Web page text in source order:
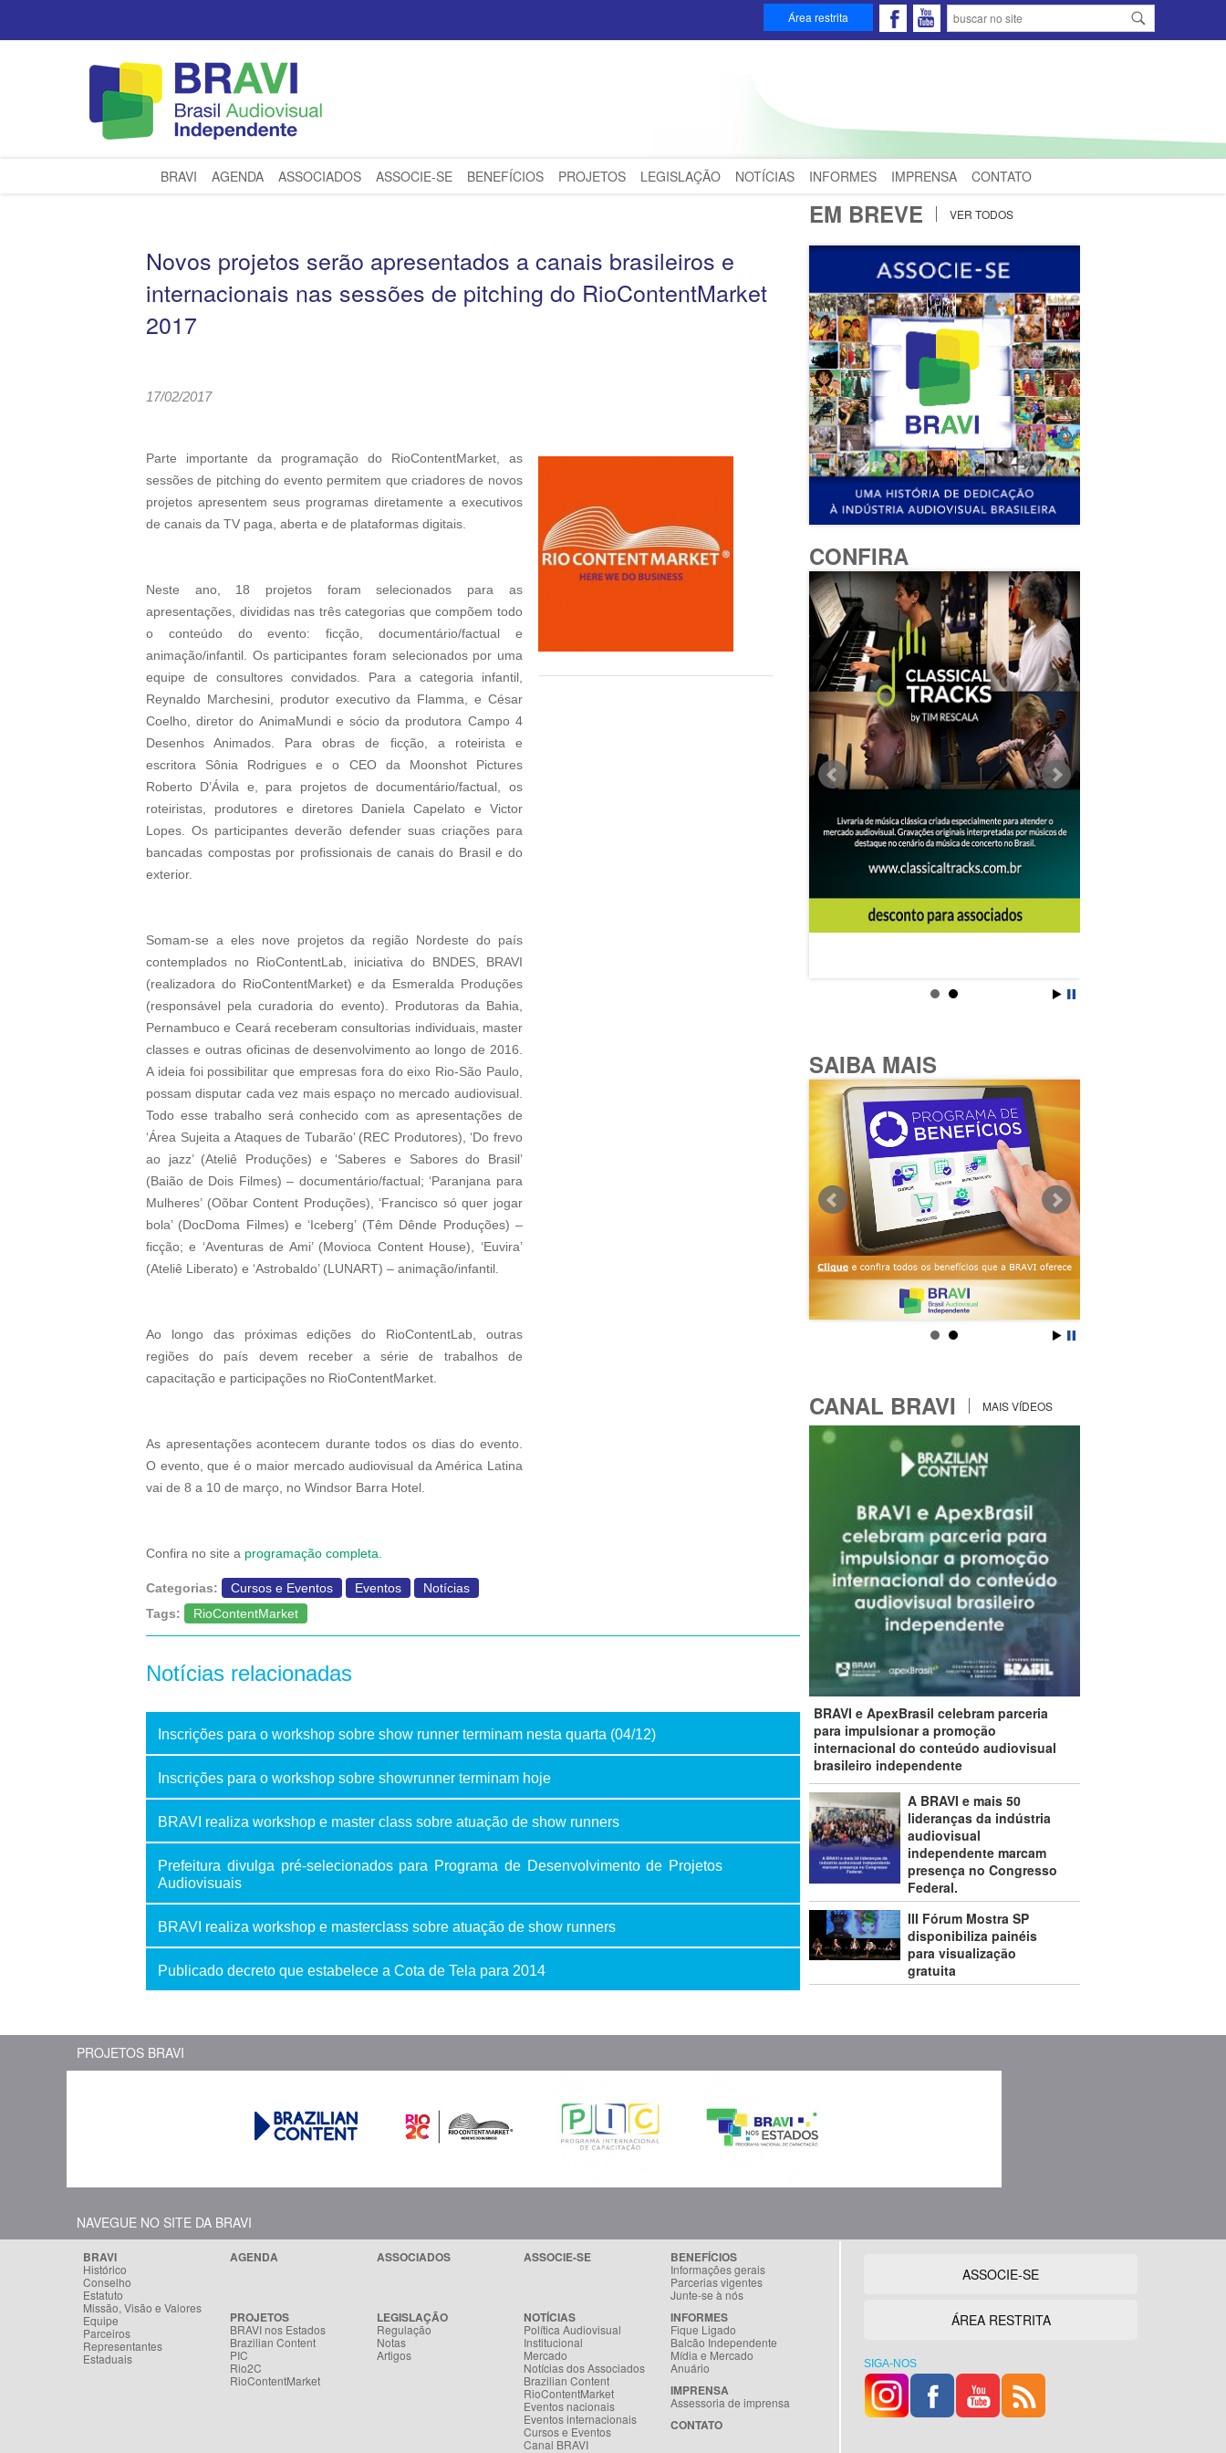
Área restrita
BRAVI AGENDA ASSOCIADOS ASSOCIE-SE BENEFÍCIOS PROJETOS LEGISLAÇÃO NOTÍCIAS INFORMES IMPRENSA CONTATO
Novos projetos serão apresentados a canais brasileiros e
internacionais nas sessões de pitching do RioContentMarket
2017
17/02/2017
Parte importante da programação do RioContentMarket, as
sessões de pitching do evento permitem que criadores de novos
projetos apresentem seus programas diretamente a executivos
de canais da TV paga, aberta e de plataformas digitais.
Neste ano, 18 projetos foram selecionados para as
apresentações, divididas nas três categorias que compõem todo
o conteúdo do evento: ficção, documentário/factual e
animação/infantil. Os participantes foram selecionados por uma
equipe de consultores convidados. Para a categoria infantil,
Reynaldo Marchesini, produtor executivo da Flamma, e César
Coelho, diretor do AnimaMundi e sócio da produtora Campo 4
Desenhos Animados. Para obras de ficção, a roteirista e
escritora Sônia Rodrigues e o CEO da Moonshot Pictures
Roberto D’Ávila e, para projetos de documentário/factual, os
roteiristas, produtores e diretores Daniela Capelato e Victor
Lopes. Os participantes deverão defender suas criações para
bancadas compostas por profissionais de canais do Brasil e do
exterior.
Somam-se a eles nove projetos da região Nordeste do país
contemplados no RioContentLab, iniciativa do BNDES, BRAVI
(realizadora do RioContentMarket) e da Esmeralda Produções
(responsável pela curadoria do evento). Produtoras da Bahia,
Pernambuco e Ceará receberam consultorias individuais, master
classes e outras oficinas de desenvolvimento ao longo de 2016.
A ideia foi possibilitar que empresas fora do eixo Rio-São Paulo,
possam disputar cada vez mais espaço no mercado audiovisual.
Todo esse trabalho será conhecido com as apresentações de
‘Área Sujeita a Ataques de Tubarão’ (REC Produtores), ‘Do frevo
ao jazz’ (Ateliê Produções) e ‘Saberes e Sabores do Brasil’
(Baião de Dois Filmes) – documentário/factual; ‘Paranjana para
Mulheres’ (Oõbar Content Produções), ‘Francisco só quer jogar
bola’ (DocDoma Filmes) e ‘Iceberg’ (Têm Dênde Produções) –
ficção; e ‘Aventuras de Ami’ (Movioca Content House), ‘Euvira’
(Ateliê Liberato) e ‘Astrobaldo’ (LUNART) – animação/infantil.
Ao longo das próximas edições do RioContentLab, outras
regiões do país devem receber a série de trabalhos de
capacitação e participações no RioContentMarket.
As apresentações acontecem durante todos os dias do evento.
O evento, que é o maior mercado audiovisual da América Latina
vai de 8 a 10 de março, no Windsor Barra Hotel.
Confira no site a programação completa.
Categorias: Cursos e Eventos Eventos
Notícias
Tags:
RioContentMarket
Notícias relacionadas
Inscrições para o workshop sobre show runner terminam nesta quarta (04/12)
Inscrições para o workshop sobre showrunner terminam hoje
BRAVI realiza workshop e master class sobre atuação de show runners
Prefeitura divulga pré-selecionados para Programa de Desenvolvimento de Projetos
Audiovisuais
BRAVI realiza workshop e masterclass sobre atuação de show runners
Publicado decreto que estabelece a Cota de Tela para 2014
EM BREVE VER TODOS
CONFIRA
SAIBA MAIS
CANAL BRAVI MAIS VÍDEOS
BRAVI e ApexBrasil celebram parceria
para impulsionar a promoção
internacional do conteúdo audiovisual
brasileiro independente
A BRAVI e mais 50
lideranças da indústria
audiovisual
independente marcam
presença no Congresso
Federal.
III Fórum Mostra SP
disponibiliza painéis
para visualização
gratuita
PROJETOS BRAVI
NAVEGUE NO SITE DA BRAVI
BRAVI
Histórico
Conselho
Estatuto
Missão, Visão e Valores
Equipe
Parceiros
Representantes
Estaduais
AGENDA ASSOCIADOS ASSOCIE-SE BENEFÍCIOS
Informações gerais
Parcerias vigentes
Junte-se à nós
PROJETOS
BRAVI nos Estados
Brazilian Content
PIC
Rio2C
RioContentMarket
LEGISLAÇÃO
Regulação
Notas
Artigos
NOTÍCIAS
Política Audiovisual
Institucional
Mercado
Notícias dos Associados
Brazilian Content
RioContentMarket
Eventos nacionais
Eventos internacionais
Cursos e Eventos
Canal BRAVI
INFORMES
Fique Ligado
Balcão Independente
Mídia e Mercado
Anuário
IMPRENSA
Assessoria de imprensa
CONTATO
ASSOCIE-SE
ÁREA RESTRITA
SIGA-NOS